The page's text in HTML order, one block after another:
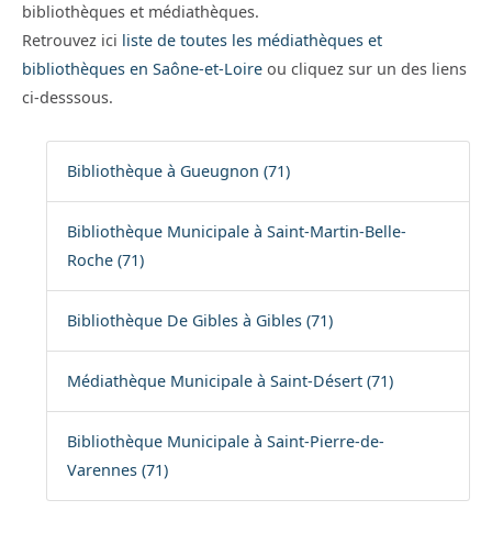
bibliothèques et médiathèques.
Retrouvez ici liste de toutes les médiathèques et
bibliothèques en Saône-et-Loire ou cliquez sur un des liens
ci-desssous.
Bibliothèque à Gueugnon (71)
Bibliothèque Municipale à Saint-Martin-Belle-
Roche (71)
Bibliothèque De Gibles à Gibles (71)
Médiathèque Municipale à Saint-Désert (71)
Bibliothèque Municipale à Saint-Pierre-de-
Varennes (71)